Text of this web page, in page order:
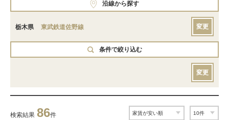
沿線から探す
栃木県 東武鉄道佐野線 変更
条件で絞り込む
変更
検索結果 86件